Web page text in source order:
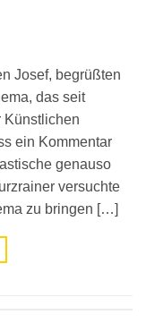
Josef, begrüßten
das seit
Künstlichen
ein Kommentar
genauso
versuchte
zu bringen […]